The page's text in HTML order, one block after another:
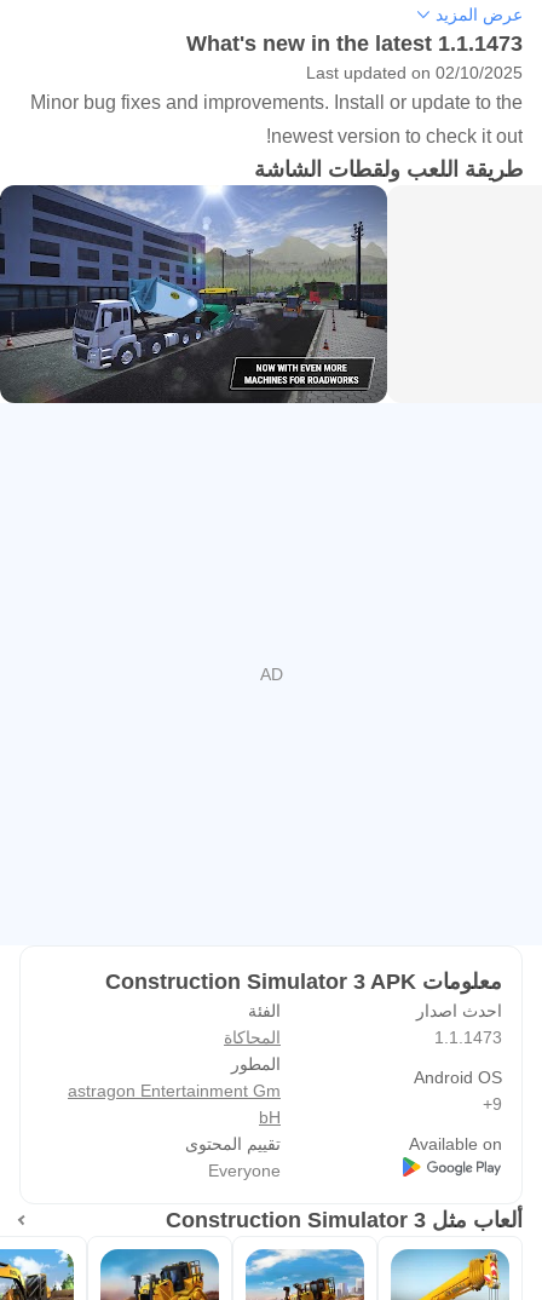
محاكاة البناء تغزو أوروبا
لتشبه سفوح جبال الألب الخلابة، والعب في ثلاث مناطق مختلفة:
القرية التي ستؤسس فيها شركتك، ومنطقة صناعية واسعة،
ومدينة عصرية. استغل الوقت بين المهام لاستكشاف عالم القيادة
ميزات جديدة كليًا: LIEBHERR LB28 ومنظر قمرة القيادة
استمتع بمنصة الحفر Liebherr LB28 لبناء الجسور، لضمان
أساسات ثابتة وعميقة أثناء بنائها وفي مهام أخرى شيقة! ومن
الميزات الأخرى التي طال انتظارها لدى الكثيرين، منظر قمرة
القيادة. الآن، يمكنك الاستمتاع بلعبة Construction Simulator 3
البناء 3. جدد الطرق المتداعية واستخدم أسطول مركباتك الكبير
لتجاوز كل تحدٍ. شكّل أفق مدينة نويشتاين من خلال عملك الفريد!
عرض المزيد
What's new in the latest 1.1.1473
Last updated on 02/10/2025
Minor bug fixes and improvements. Install or update to the
newest version to check it out!
طريقة اللعب ولقطات الشاشة
معلومات Construction Simulator 3 APK
احدث اصدار
1.1.1473
الفئة
المحاكاة
Android OS
9+
المطور
astragon Entertainment Gm
bH
Available on
تقييم المحتوى
Everyone
ألعاب مثل Construction Simulator 3